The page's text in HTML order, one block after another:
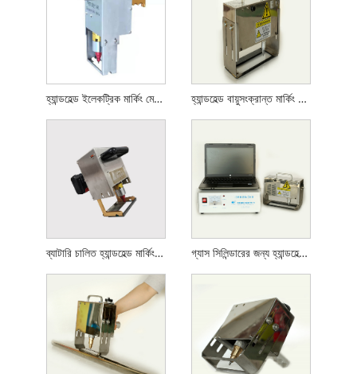
হ্যান্ডহেল্ড ইলেকট্রিক মার্কিং মেশিন হ্যান্ডহেল্ড বায়ুসংক্রান্ত মার্কিং মেশিন
ব্যাটারি চালিত হ্যান্ডহেল্ড মার্কিং মেশিন গ্যাস সিলিন্ডারের জন্য হ্যান্ডহেল্ড মার্কিং মেশিন